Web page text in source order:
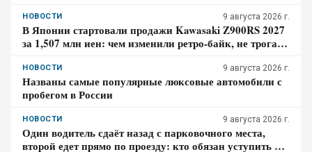
НОВОСТИ 9 августа 2026 г.
В Японии стартовали продажи Kawasaki Z900RS 2027
за 1,507 млн иен: чем изменили ретро-байк, не трогая
НОВОСТИ 9 августа 2026 г.
Названы самые популярные люксовые автомобили с
пробегом в России
НОВОСТИ 9 августа 2026 г.
Один водитель сдаёт назад с парковочного места,
второй едет прямо по проезду: кто обязан уступить по